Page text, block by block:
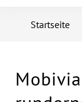
Startseite
sagt: